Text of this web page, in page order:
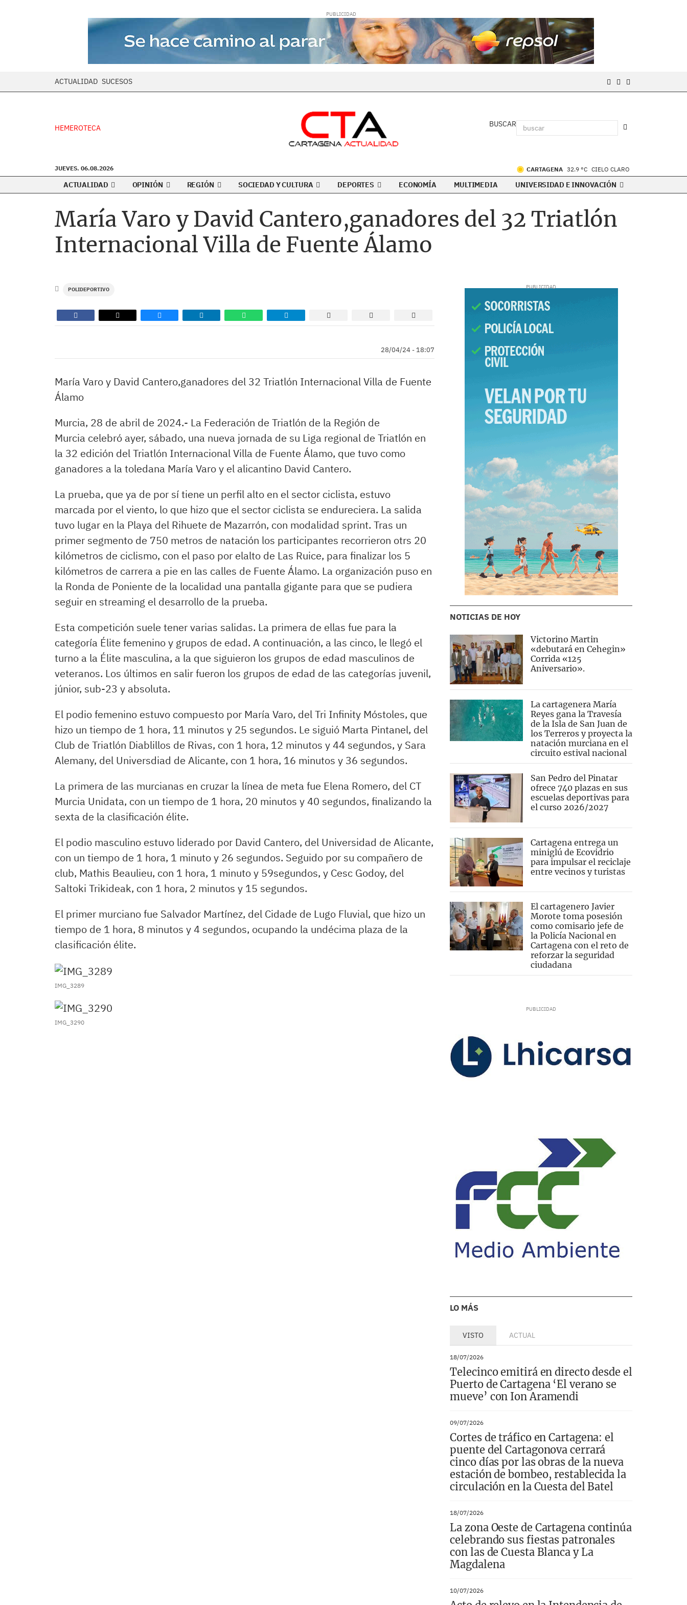
ACTUALIDAD SUCESOS
HEMEROTECA BUSCAR
JUEVES. 06.08.2026 CARTAGENA 32.9 °C CIELO CLARO
ACTUALIDAD OPINIÓN REGIÓN SOCIEDAD Y CULTURA DEPORTES ECONOMÍA MULTIMEDIA UNIVERSIDAD E INNOVACIÓN
María Varo y David Cantero,ganadores del 32 Triatlón
Internacional Villa de Fuente Álamo
POLIDEPORTIVO
28/04/24 - 18:07
María Varo y David Cantero,ganadores del 32 Triatlón Internacional Villa de Fuente
Álamo
Murcia, 28 de abril de 2024.- La Federación de Triatlón de la Región de
Murcia celebró ayer, sábado, una nueva jornada de su Liga regional de Triatlón en
la 32 edición del Triatlón Internacional Villa de Fuente Álamo, que tuvo como
ganadores a la toledana María Varo y el alicantino David Cantero.
La prueba, que ya de por sí tiene un perfil alto en el sector ciclista, estuvo
marcada por el viento, lo que hizo que el sector ciclista se endureciera. La salida
tuvo lugar en la Playa del Rihuete de Mazarrón, con modalidad sprint. Tras un
primer segmento de 750 metros de natación los participantes recorrieron otrs 20
kilómetros de ciclismo, con el paso por elalto de Las Ruice, para finalizar los 5
kilómetros de carrera a pie en las calles de Fuente Álamo. La organización puso en
la Ronda de Poniente de la localidad una pantalla gigante para que se pudiera
seguir en streaming el desarrollo de la prueba.
Esta competición suele tener varias salidas. La primera de ellas fue para la
categoría Élite femenino y grupos de edad. A continuación, a las cinco, le llegó el
turno a la Élite masculina, a la que siguieron los grupos de edad masculinos de
veteranos. Los últimos en salir fueron los grupos de edad de las categorías juvenil,
júnior, sub-23 y absoluta.
El podio femenino estuvo compuesto por María Varo, del Tri Infinity Móstoles, que
hizo un tiempo de 1 hora, 11 minutos y 25 segundos. Le siguió Marta Pintanel, del
Club de Triatlón Diablillos de Rivas, con 1 hora, 12 minutos y 44 segundos, y Sara
Alemany, del Universdiad de Alicante, con 1 hora, 16 minutos y 36 segundos.
La primera de las murcianas en cruzar la línea de meta fue Elena Romero, del CT
Murcia Unidata, con un tiempo de 1 hora, 20 minutos y 40 segundos, finalizando la
sexta de la clasificación élite.
El podio masculino estuvo liderado por David Cantero, del Universidad de Alicante,
con un tiempo de 1 hora, 1 minuto y 26 segundos. Seguido por su compañero de
club, Mathis Beaulieu, con 1 hora, 1 minuto y 59segundos, y Cesc Godoy, del
Saltoki Trikideak, con 1 hora, 2 minutos y 15 segundos.
El primer murciano fue Salvador Martínez, del Cidade de Lugo Fluvial, que hizo un
tiempo de 1 hora, 8 minutos y 4 segundos, ocupando la undécima plaza de la
clasificación élite.
IMG_3289
IMG_3290
NOTICIAS DE HOY
Victorino Martin
«debutará en Cehegin»
Corrida «125
Aniversario».
La cartagenera María
Reyes gana la Travesía
de la Isla de San Juan de
los Terreros y proyecta la
natación murciana en el
circuito estival nacional
San Pedro del Pinatar
ofrece 740 plazas en sus
escuelas deportivas para
el curso 2026/2027
Cartagena entrega un
miniglú de Ecovidrio
para impulsar el reciclaje
entre vecinos y turistas
El cartagenero Javier
Morote toma posesión
como comisario jefe de
la Policía Nacional en
Cartagena con el reto de
reforzar la seguridad
ciudadana
LO MÁS
VISTO ACTUAL
18/07/2026
Telecinco emitirá en directo desde el
Puerto de Cartagena ‘El verano se
mueve’ con Ion Aramendi
09/07/2026
Cortes de tráfico en Cartagena: el
puente del Cartagonova cerrará
cinco días por las obras de la nueva
estación de bombeo, restablecida la
circulación en la Cuesta del Batel
18/07/2026
La zona Oeste de Cartagena continúa
celebrando sus fiestas patronales
con las de Cuesta Blanca y La
Magdalena
10/07/2026